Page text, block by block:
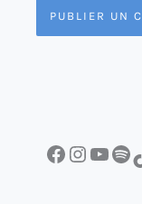
Facebook InstagramYouTube Spotify TikTok